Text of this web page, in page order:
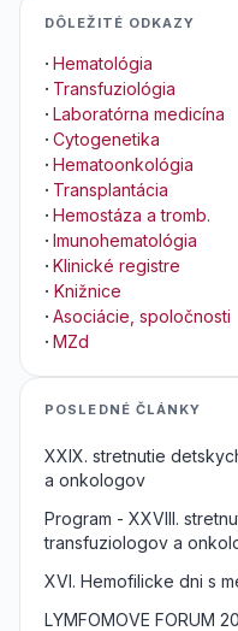
DÔLEŽITÉ ODKAZY
· Hematológia
· Transfuziológia
· Laboratórna medicína
· Cytogenetika
· Hematoonkológia
· Transplantácia
· Hemostáza a tromb.
· Imunohematológia
· Klinické registre
· Knižnice
· Asociácie, spoločnosti
· MZd
POSLEDNÉ ČLÁNKY
XXIX. stretnutie
a onkologov
Program - XXVIII.
transfuziologov a
XVI. Hemofilicke dni s
LYMFOMOVE FORUM